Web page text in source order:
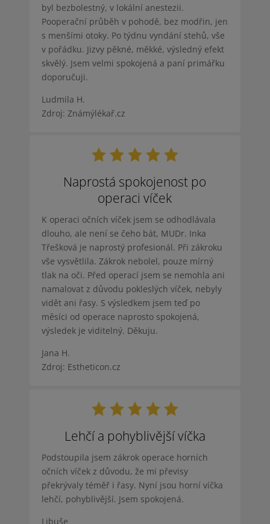
byl bezbolestný, v lokální anestezii.
Pooperační průběh v pohodě, bez modřin, jen
s menšími otoky. Po týdnu vyndání stehů, vše
v pořádku. Jizvy pěkné, měkké, výsledný efekt
skvělý. Jsem velmi spokojená a paní primářku
doporučuji.
Ludmila H.
Zdroj: Známýlékař.cz
Naprostá spokojenost po
operaci víček
K operaci očních víček jsem se odhodlávala
dlouho, ale není se čeho bát, MUDr. Inka
Třešková je naprostý profesionál. Při zákroku
vše vysvětlila. Zákrok nebolel, pouze mírný
tlak na oči. Před operací jsem se nemohla ani
namalovat z důvodu pokleslých víček, nebyly
vidět ani řasy. S výsledkem jsem teď po
měsíci od operace naprosto spokojená,
výsledek je viditelný. Děkuju.
Jana H.
Zdroj: Estheticon.cz
Lehčí a pohyblivější víčka
Podstoupila jsem zákrok operace horních
očních víček z důvodu, že mi převisy
překrývaly téměř i řasy. Nyní jsou horní víčka
lehčí, pohyblivější. Jsem spokojená.
Libuše